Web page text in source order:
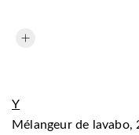
Y
mélangeur de